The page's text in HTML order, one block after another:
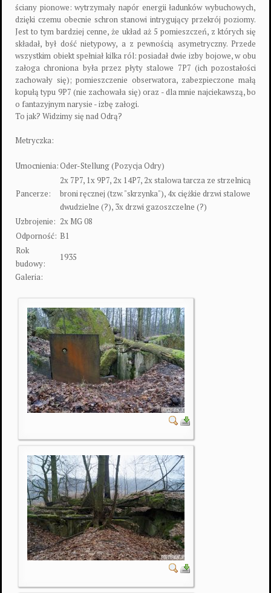
ściany pionowe: wytrzymały napór energii ładunków wybuchowych,
dzięki czemu obecnie schron stanowi intrygujący przekrój poziomy.
Jest to tym bardziej cenne, że układ aż 5 pomieszczeń, z których się
składał, był dość nietypowy, a z pewnością asymetryczny. Przede
wszystkim obiekt spełniał kilka ról: posiadał dwie izby bojowe, w obu
załoga chroniona była przez płyty stalowe 7P7 (ich pozostałości
zachowały się); pomieszczenie obserwatora, zabezpieczone małą
kopułą typu 9P7 (nie zachowała się) oraz - dla mnie najciekawszą, bo
o fantazyjnym narysie - izbę załogi.
To jak? Widzimy się nad Odrą?
Metryczka:
Umocnienia:Oder-Stellung (Pozycja Odry)
Pancerze:
2x 7P7, 1x 9P7, 2x 14P7, 2x stalowa tarcza ze strzelnicą
broni ręcznej (tzw. "skrzynka"), 4x ciężkie drzwi stalowe
dwudzielne (?), 3x drzwi gazoszczelne (?)
Uzbrojenie: 2x MG 08
Odporność: B1
Rok
budowy:
1935
Galeria: